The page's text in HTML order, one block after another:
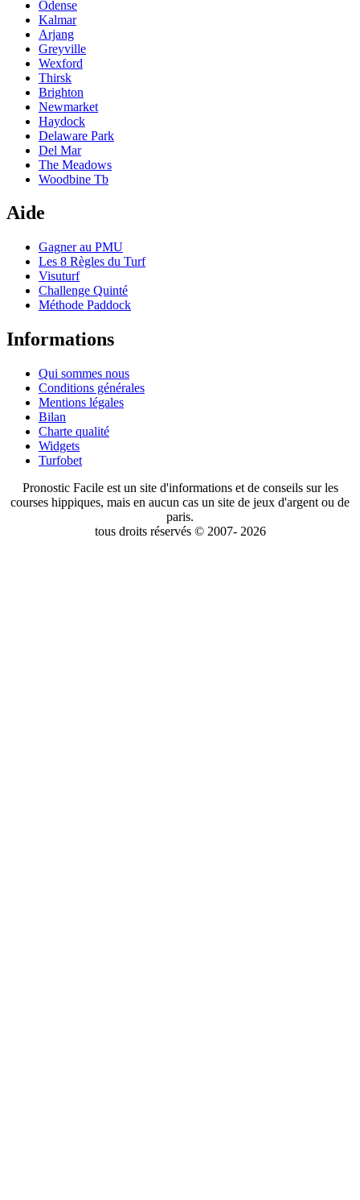
Odense
Kalmar
Arjang
Greyville
Wexford
Thirsk
Brighton
Newmarket
Haydock
Delaware Park
Del Mar
The Meadows
Woodbine Tb
Aide
Gagner au PMU
Les 8 Règles du Turf
Visuturf
Challenge Quinté
Méthode Paddock
Informations
Qui sommes nous
Conditions générales
Mentions légales
Bilan
Charte qualité
Widgets
Turfobet
Pronostic Facile est un site d'informations et de conseils sur les
courses hippiques, mais en aucun cas un site de jeux d'argent ou de
paris.
tous droits réservés © 2007- 2026